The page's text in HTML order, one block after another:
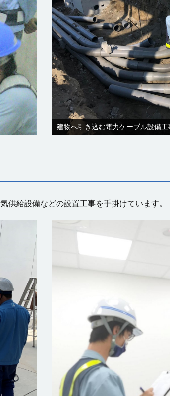
建物へ引き込む電力ケーブル設備工
供給設備などの設置工事を手掛けています。